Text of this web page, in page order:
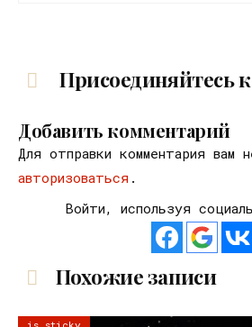
Присоединяйтесь
Добавить комментарий
Для отправки комментария вам
авторизоваться .
Войти, используя
Похожие записи